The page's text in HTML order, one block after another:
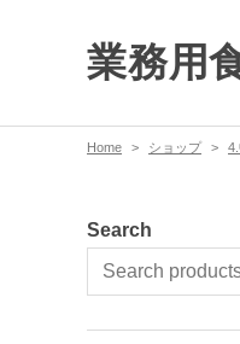
業務用
Home ショップ
Search